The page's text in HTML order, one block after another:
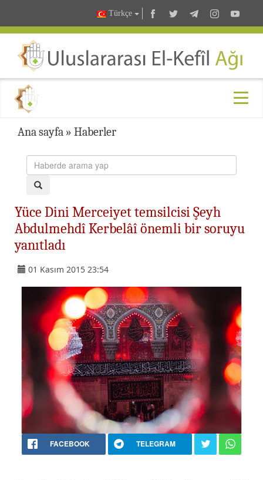
Türkçe
Ana sayfa » Haberler
Yüce Dini Merceiyet temsilcisi Şeyh
Abdulmehdî Kerbelâî önemli bir soruyu
yanıtladı
01 Kasım 2015 23:54
FACEBOOK TELEGRAM